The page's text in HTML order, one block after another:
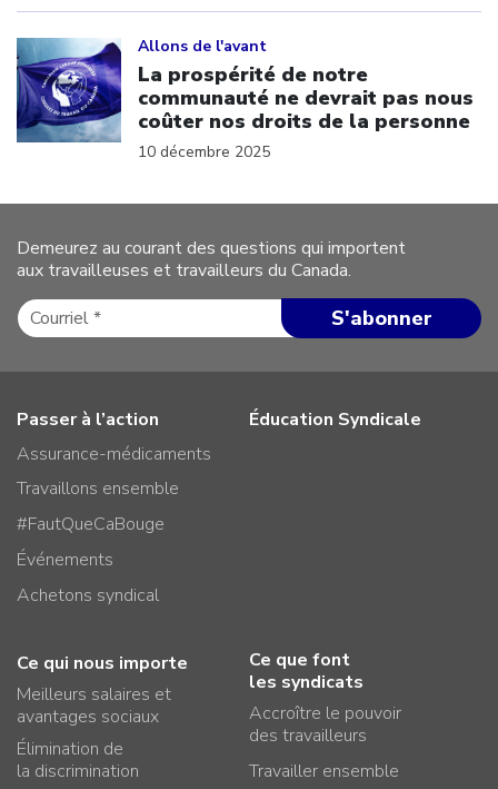
Allons de l'avant
La prospérité de notre
communauté ne devrait pas nous
coûter nos droits de la personne
10 décembre 2025
Demeurez au courant des questions qui importent
aux travailleuses et travailleurs du Canada.
Passer à l’action
Assurance-médicaments
Travaillons ensemble
#FautQueCaBouge
Événements
Achetons syndical
Éducation Syndicale
Ce qui nous importe
Meilleurs salaires et
avantages sociaux
Élimination de
la discrimination
Ce que font
les syndicats
Accroître le pouvoir
des travailleurs
Travailler ensemble